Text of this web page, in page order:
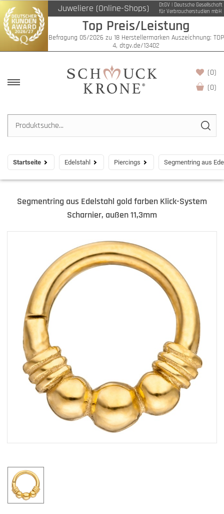
Juweliere (Online-Shops)
DtGV | Deutsche Gesellschaft
für Verbraucherstudien mbH
Top Preis/Leistung
Befragung 05/2026 zu 18 Herstellermarken Auszeichnung: TOP
4, dtgv.de/13402
(0)
(0)
Startseite Edelstahl Piercings Segmentring aus
Segmentring aus Edelstahl gold farben Klick-System
Scharnier, außen 11,3mm